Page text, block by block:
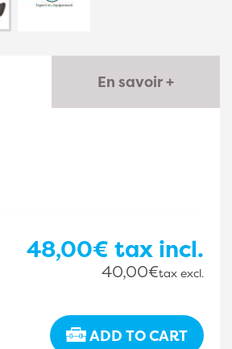
En savoir +
48,00€ tax incl.
40,00€tax excl.
ADD TO CART